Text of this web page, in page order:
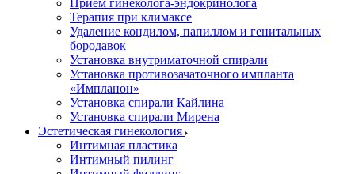
Прием гинеколога-эндокринолога
Терапия при климаксе
Удаление кондилом, папиллом и генитальных
бородавок
Установка внутриматочной спирали
Установка противозачаточного импланта
«Импланон»
Установка спирали Кайлина
Установка спирали Мирена
Эстетическая гинекология
Интимная пластика
Интимный пилинг